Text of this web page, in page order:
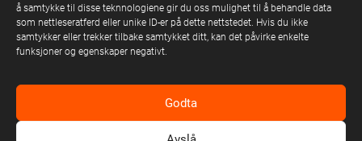
å samtykke til disse teknnologiene gir du oss mulighet til å behandle data
som nettleseratferd eller unike ID-er på dette nettstedet. Hvis du ikke
samtykker eller trekker tilbake samtykket ditt, kan det påvirke enkelte
funksjoner og egenskaper negativt.
Godta
United Stage
Group © Copyright
2026